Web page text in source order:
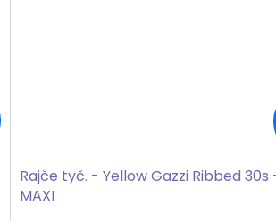
Rajče tyč. - Yellow Gazzi Ribbed 30s
MAXI